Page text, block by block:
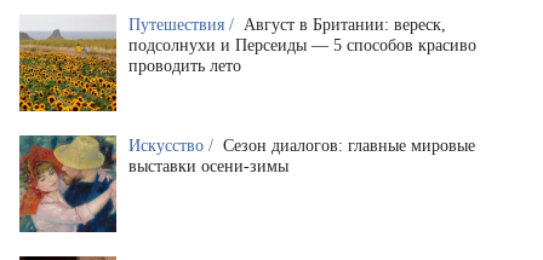
Путешествия / Август в Британии: вереск,
подсолнухи и Персеиды — 5 способов красиво
проводить лето
Искусство / Сезон диалогов: главные мировые
выставки осени-зимы